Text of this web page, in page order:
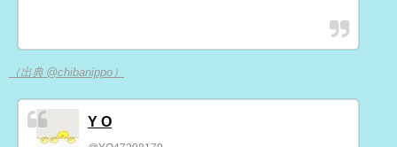
（出典 @chibanippo）
Y O